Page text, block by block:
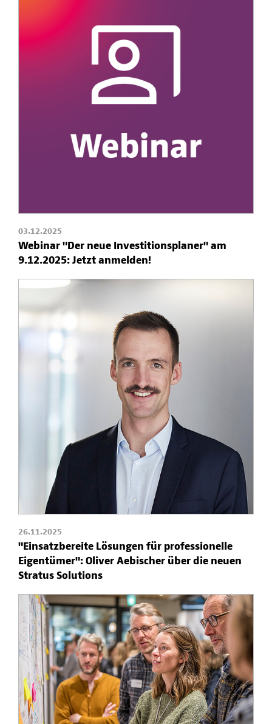
03.12.2025
Webinar "Der neue Investitionsplaner" am
9.12.2025: Jetzt anmelden!
26.11.2025
"Einsatzbereite Lösungen für professionelle
Eigentümer": Oliver Aebischer über die neuen
Stratus Solutions